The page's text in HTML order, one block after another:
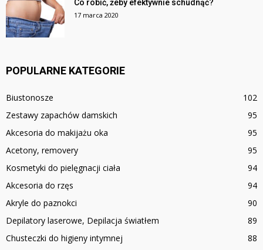
Co robić, żeby efektywnie schudnąć?
17 marca 2020
POPULARNE KATEGORIE
Biustonosze
102
Zestawy zapachów damskich
95
Akcesoria do makijażu oka
95
Acetony, removery
95
Kosmetyki do pielęgnacji ciała
94
Akcesoria do rzęs
94
Akryle do paznokci
90
Depilatory laserowe, Depilacja światłem
89
Chusteczki do higieny intymnej
88